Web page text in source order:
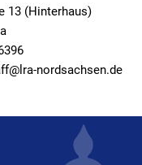
13 (Hinterhaus)
nordsachsen.de